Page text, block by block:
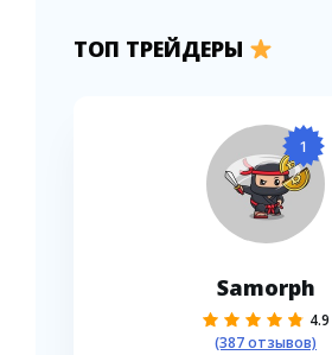
ТОП ТРЕЙДЕРЫ
1
Samorph
4.9
(387 отзывов)